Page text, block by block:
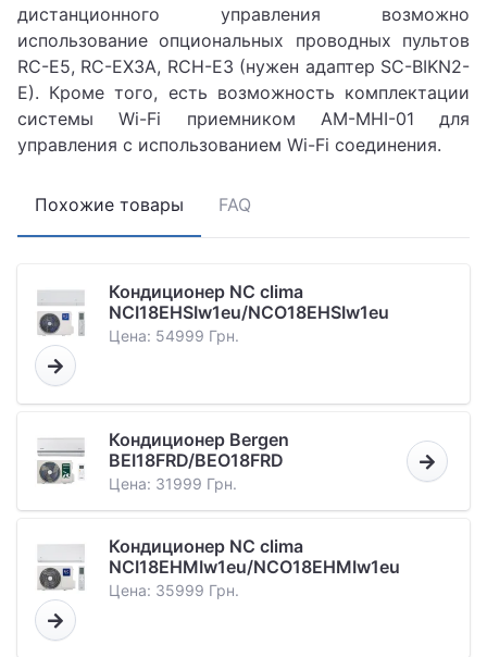
дистанционного управления возможно
использование опциональных проводных пультов
RC-E5, RC-EX3A, RCH-E3 (нужен адаптер SC-BIKN2-
E). Кроме того, есть возможность комплектации
системы Wi-Fi приемником AM-MHI-01 для
управления с использованием Wi-Fi соединения.
Похожие товары FAQ
Кондиционер NC clima
NCI18EHSIw1eu/NCO18EHSIw1eu
Цена: 54999 Грн.
Кондиционер Bergen
BEI18FRD/BEO18FRD
Цена: 31999 Грн.
Кондиционер NC clima
NCI18EHMIw1eu/NCO18EHMIw1eu
Цена: 35999 Грн.